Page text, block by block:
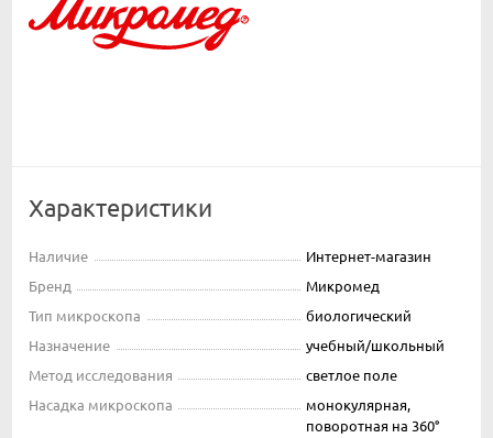
Характеристики
Наличие
Интернет-магазин
Бренд
Микромед
Тип микроскопа
биологический
Назначение
учебный/школьный
Метод исследования
светлое поле
Насадка микроскопа
монокулярная,
поворотная на 360°